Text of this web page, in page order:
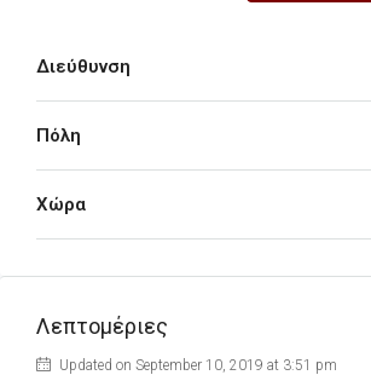
Διεύθυνση
Πόλη
Χώρα
Λεπτομέριες
Updated on September 10, 2019 at 3:51 pm